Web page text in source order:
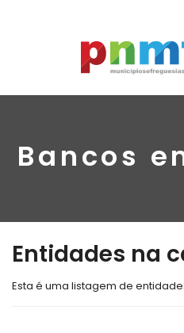
Bancos
Entidades na
Esta é uma listagem de